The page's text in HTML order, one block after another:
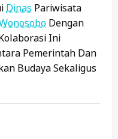
Dinas Pariwisata
Dengan
Ini
Pemerintah Dan
Budaya Sekaligus